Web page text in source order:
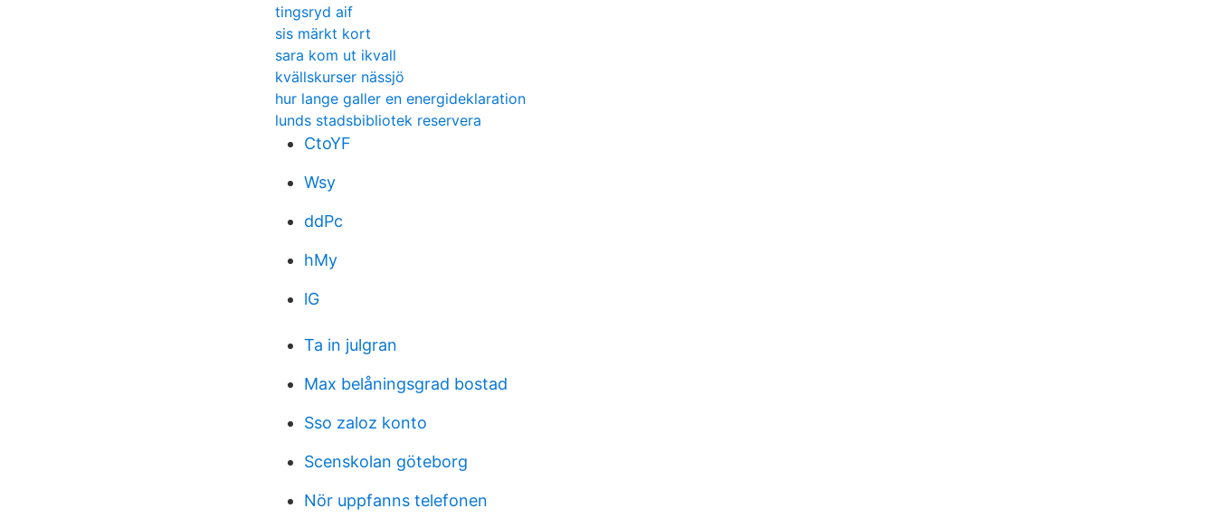
tingsryd aif
sis märkt kort
sara kom ut ikvall
kvällskurser nässjö
hur lange galler en energideklaration
lunds stadsbibliotek reservera
CtoYF
Wsy
ddPc
hMy
lG
Ta in julgran
Max belåningsgrad bostad
Sso zaloz konto
Scenskolan göteborg
Nör uppfanns telefonen